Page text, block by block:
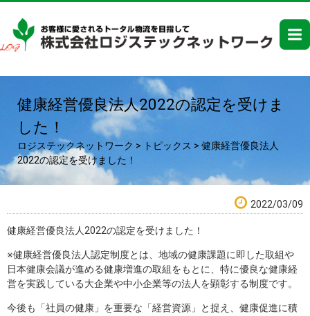
健康経営優良法人2022の認定を受けま
した！
ロジステックネットワーク > トピックス > 健康経営優良法人
2022の認定を受けました！
2022/03/09
健康経営優良法人2022の認定を受けました！
※健康経営優良法人認定制度とは、地域の健康課題に即した取組や
日本健康会議が進める健康増進の取組をもとに、特に優良な健康経
営を実践している大企業や中小企業等の法人を顕彰する制度です。
今後も「社員の健康」を重要な「経営資源」と捉え、健康促進に積